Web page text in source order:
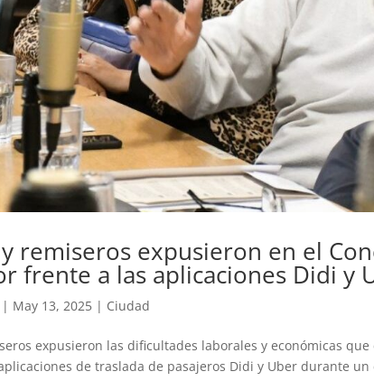
remiseros expusieron en el
frente a las aplicaciones Didi y
| May 13, 2025 | Ciudad
expusieron las dificultades laborales y económicas
de traslada de pasajeros Didi y Uber durante